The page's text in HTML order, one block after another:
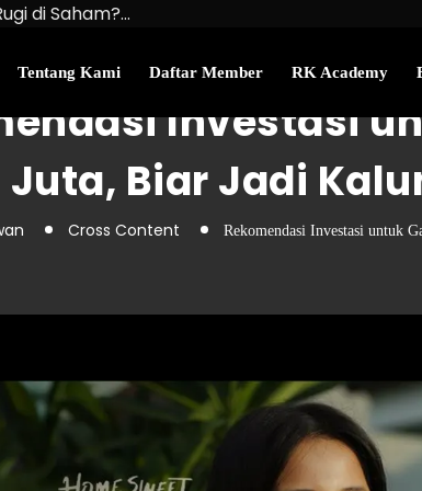
di Saham?…
Uang Perlu…
Tentang Kami Daftar Member RK Academy
Investasi
Juta, Biar Jadi
Cross Content Rekomendasi Investasi untuk